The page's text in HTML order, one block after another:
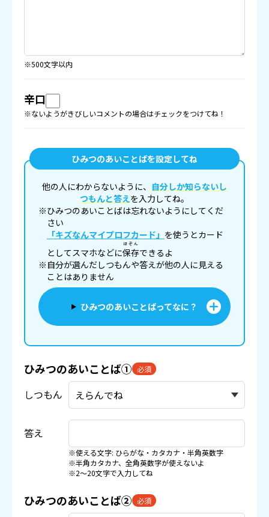
※500文字以内
辛口
※ないようがきびしいコメントの場合はチェックをつけてね！
ひみつのあいことばを設定してね
他の人にわからないように、 自分しか知らないし
つもんと答えを入力してね。
※ひみつのあいことばは忘れないようにしてくだ
さい
「キズなんマイプロフカード」 を使うとカード
としてスマホなどに保存
ほぞん
できるよ
※自分が選んだしつもんや答えが他の人に見える
ことはありません
ひみつのあいことばってなに？
ひみつのあいことば① 必須
しつもん
答え
※使える文字: ひらがな・カタカナ・半角英数字
※半角カタカナ、全角英数字が使えないよ
※2〜20文字で入力してね
ひみつのあいことば② 必須